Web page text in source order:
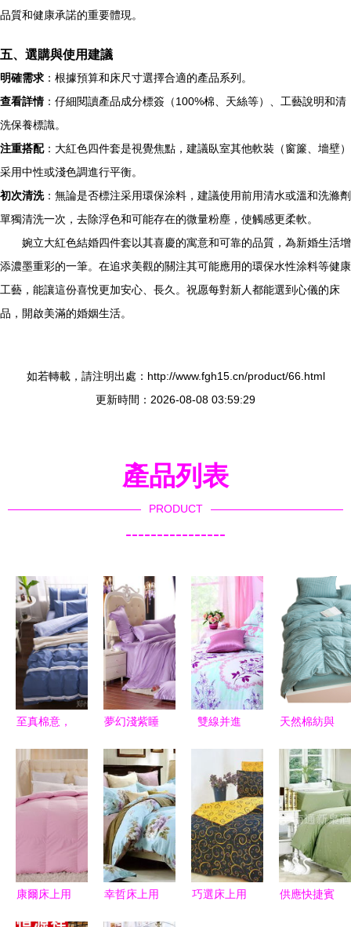
品質和健康承諾的重要體現。
五、選購與使用建議
明確需求 ：根據預算和床尺寸選擇合適的產品系列。
查看詳情：仔細閱讀產品成分標簽（100%棉、天絲等）、工藝說明和清
洗保養標識。
注重搭配：大紅色四件套是視覺焦點，建議臥室其他軟裝（窗簾、墻壁）
采用中性或淺色調進行平衡。
初次清洗：無論是否標注采用環保涂料，建議使用前用清水或溫和洗滌劑
單獨清洗一次，去除浮色和可能存在的微量粉塵，使觸感更柔軟。
婉立大紅色結婚四件套以其喜慶的寓意和可靠的品質，為新婚生活增
添濃墨重彩的一筆。在追求美觀的關注其可能應用的環保水性涂料等健康
工藝，能讓這份喜悅更加安心、長久。祝愿每對新人都能選到心儀的床
品，開啟美滿的婚姻生活。
如若轉載，請注明出處：http://www.fgh15.cn/product/66.html
更新時間：2026-08-08 03:59:29
產品列表
PRODUCT
----------------
至真棉意，
——全棉斜
紋四件套的
夢幻淺紫睡
彰顯品位寢
具 奢華四
件套空間氛
圍再造
雙線并進
牌加盟與床
上用品店協
同經營的管
理策略
天然棉紡與
交融家紡
解鎖一日無
壓舒緩治愈
溫度
康爾床上用
幸哲床上用
巧選床上用
供應快捷賓